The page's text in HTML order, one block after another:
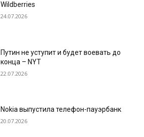
Wildberries
24.07.2026
Путин не уступит и будет воевать до
конца – NYT
22.07.2026
Nokia выпустила телефон-пауэрбанк
20.07.2026